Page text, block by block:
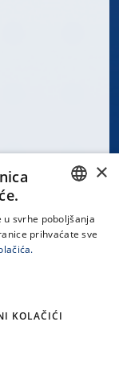
CROATIAN
×
svrhe poboljšanja
prihvaćate sve
KOLAČIĆI